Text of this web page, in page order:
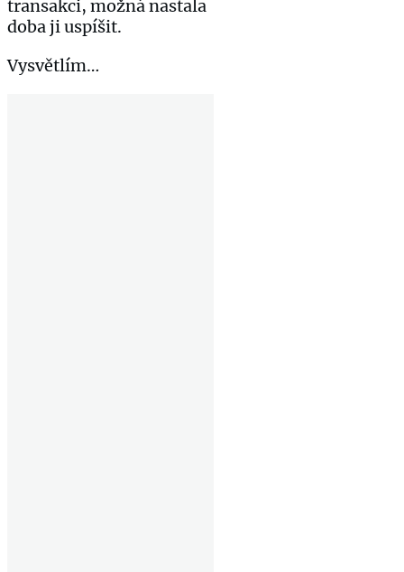
transakci, možná nastala
doba ji uspíšit.
Vysvětlím…